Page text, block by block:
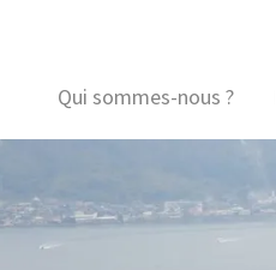
Qui sommes-nous ?